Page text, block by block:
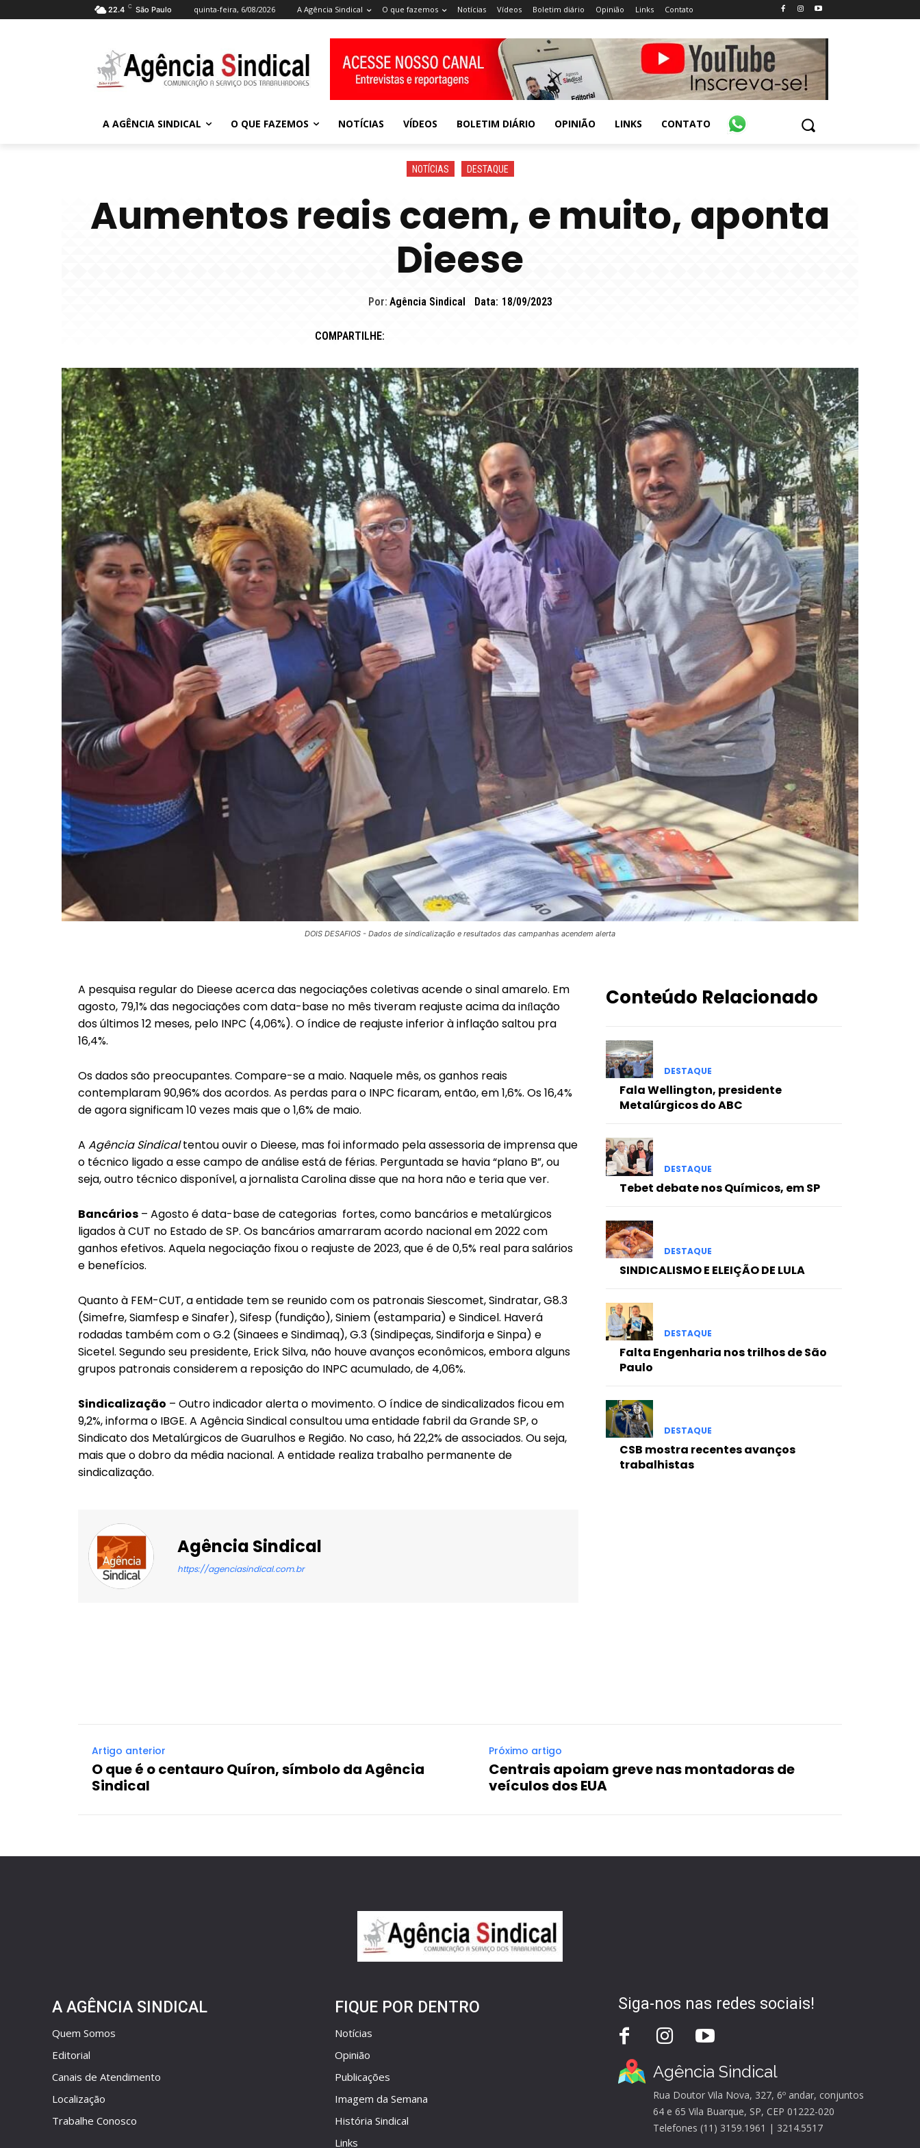
22.4 C São Paulo quinta-feira, 6/08/2026 A Agência Sindical O que fazemos Notícias Vídeos Boletim diário Opinião Links Contato
A AGÊNCIA SINDICAL O QUE FAZEMOS NOTÍCIAS VÍDEOS BOLETIM DIÁRIO OPINIÃO LINKS CONTATO
NOTÍCIAS DESTAQUE
Aumentos reais caem, e muito, aponta
Dieese
Por: Agência Sindical Data: 18/09/2023
COMPARTILHE:
DOIS DESAFIOS - Dados de sindicalização e resultados das campanhas acendem alerta
A pesquisa regular do Dieese acerca das negociações coletivas acende o sinal amarelo. Em
agosto, 79,1% das negociações com data-base no mês tiveram reajuste acima da inﬂação
dos últimos 12 meses, pelo INPC (4,06%). O índice de reajuste inferior à inflação saltou pra
16,4%.
Os dados são preocupantes. Compare-se a maio. Naquele mês, os ganhos reais
contemplaram 90,96% dos acordos. As perdas para o INPC ficaram, então, em 1,6%. Os 16,4%
de agora significam 10 vezes mais que o 1,6% de maio.
A Agência Sindicaltentou ouvir o Dieese, mas foi informado pela assessoria de imprensa que
o técnico ligado a esse campo de análise está de férias. Perguntada se havia “plano B”, ou
seja, outro técnico disponível, a jornalista Carolina disse que na hora não e teria que ver.
Bancários – Agosto é data-base de categorias fortes, como bancários e metalúrgicos
ligados à CUT no Estado de SP. Os bancários amarraram acordo nacional em 2022 com
ganhos efetivos. Aquela negociação fixou o reajuste de 2023, que é de 0,5% real para salários
e benefícios.
Quanto à FEM-CUT, a entidade tem se reunido com os patronais Siescomet, Sindratar, G8.3
(Simefre, Siamfesp e Sinafer), Sifesp (fundição), Siniem (estamparia) e Sindicel. Haverá
rodadas também com o G.2 (Sinaees e Sindimaq), G.3 (Sindipeças, Sindiforja e Sinpa) e
Sicetel. Segundo seu presidente, Erick Silva, não houve avanços econômicos, embora alguns
grupos patronais considerem a reposição do INPC acumulado, de 4,06%.
Sindicalização – Outro indicador alerta o movimento. O índice de sindicalizados ficou em
9,2%, informa o IBGE. A Agência Sindical consultou uma entidade fabril da Grande SP, o
Sindicato dos Metalúrgicos de Guarulhos e Região. No caso, há 22,2% de associados. Ou seja,
mais que o dobro da média nacional. A entidade realiza trabalho permanente de
sindicalização.
Agência Sindical
https://agenciasindical.com.br
Conteúdo Relacionado
DESTAQUE
Fala Wellington, presidente
Metalúrgicos do ABC
DESTAQUE
Tebet debate nos Químicos, em SP
DESTAQUE
SINDICALISMO E ELEIÇÃO DE LULA
DESTAQUE
Falta Engenharia nos trilhos de São
Paulo
DESTAQUE
CSB mostra recentes avanços
trabalhistas
Artigo anterior
O que é o centauro Quíron, símbolo da Agência
Sindical
Próximo artigo
Centrais apoiam greve nas montadoras de
veículos dos EUA
A AGÊNCIA SINDICAL
Quem Somos
Editorial
Canais de Atendimento
Localização
Trabalhe Conosco
FIQUE POR DENTRO
Notícias
Opinião
Publicações
Imagem da Semana
História Sindical
Links
Siga-nos nas redes sociais!
Agência Sindical
Rua Doutor Vila Nova, 327, 6º andar, conjuntos
64 e 65 Vila Buarque, SP, CEP 01222-020
Telefones (11) 3159.1961 | 3214.5517